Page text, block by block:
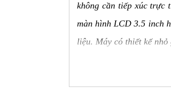
không cần tiếp xúc trực
màn hình LCD 3.5 inch
liệu. Máy có thiết kế nhỏ